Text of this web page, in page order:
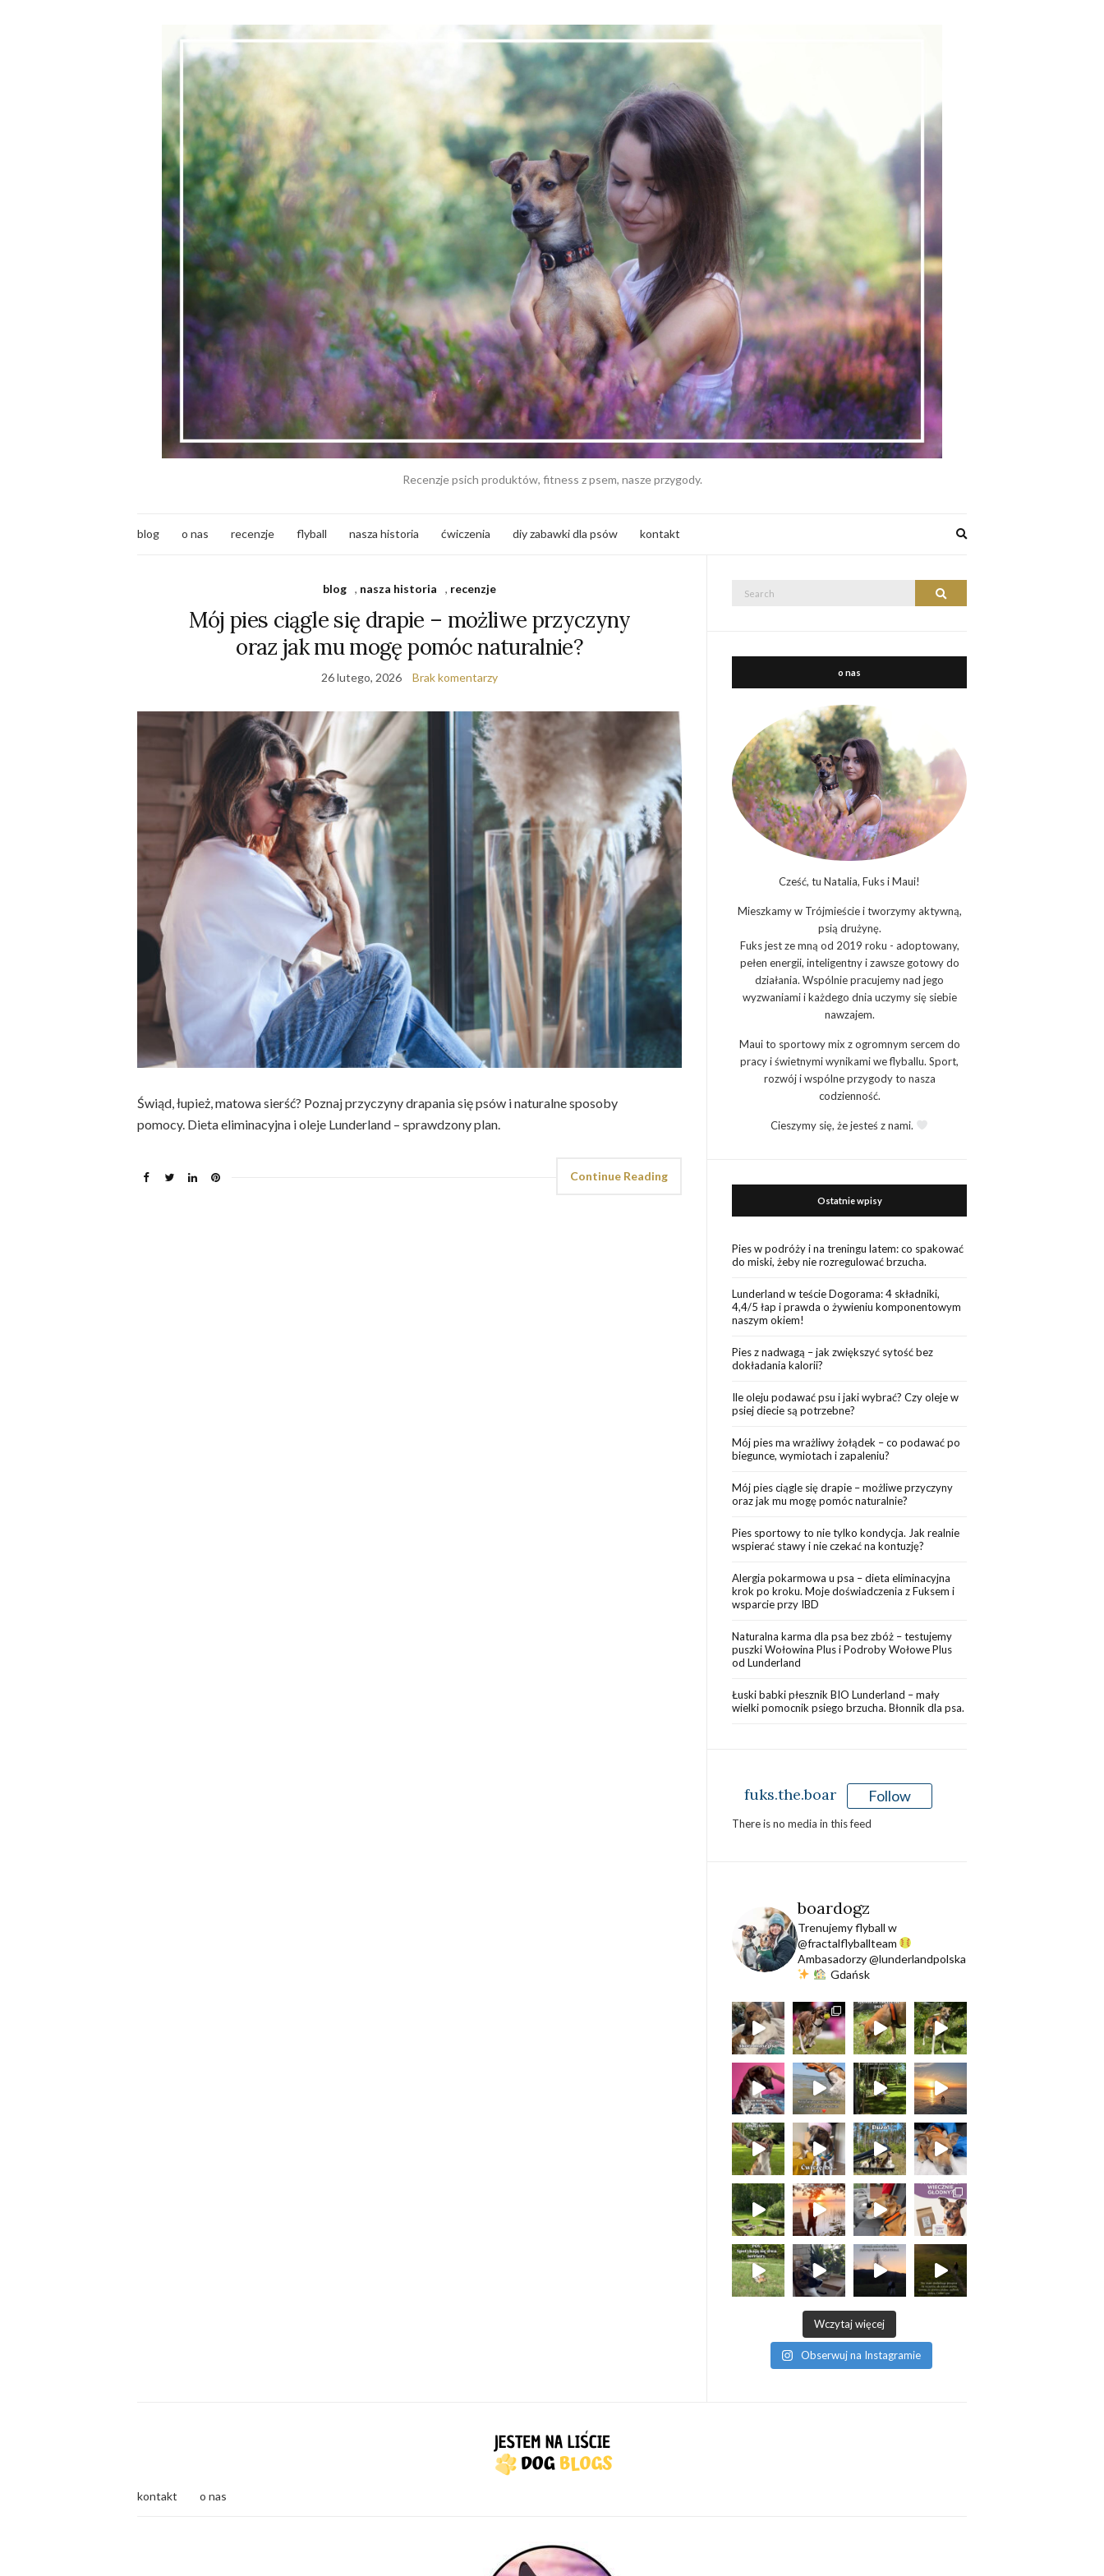
Recenzje psich produktów, fitness z psem, nasze przygody.
blog o nas recenzje flyball nasza historia ćwiczenia diy zabawki dla psów kontakt
blog , nasza historia , recenzje
Mój pies ciągle się drapie – możliwe przyczyny
oraz jak mu mogę pomóc naturalnie?
26 lutego, 2026 Brak komentarzy
Świąd, łupież, matowa sierść? Poznaj przyczyny drapania się psów i naturalne sposoby
pomocy. Dieta eliminacyjna i oleje Lunderland – sprawdzony plan.
Continue Reading
Search
o nas
Cześć, tu Natalia, Fuks i Maui!
Mieszkamy w Trójmieście i tworzymy aktywną,
psią drużynę.
Fuks jest ze mną od 2019 roku - adoptowany,
pełen energii, inteligentny i zawsze gotowy do
działania. Wspólnie pracujemy nad jego
wyzwaniami i każdego dnia uczymy się siebie
nawzajem.
Maui to sportowy mix z ogromnym sercem do
pracy i świetnymi wynikami we flyballu. Sport,
rozwój i wspólne przygody to nasza
codzienność.
Cieszymy się, że jesteś z nami.
Ostatnie wpisy
Pies w podróży i na treningu latem: co spakować
do miski, żeby nie rozregulować brzucha.
Lunderland w teście Dogorama: 4 składniki,
4,4/5 łap i prawda o żywieniu komponentowym
naszym okiem!
Pies z nadwagą – jak zwiększyć sytość bez
dokładania kalorii?
Ile oleju podawać psu i jaki wybrać? Czy oleje w
psiej diecie są potrzebne?
Mój pies ma wrażliwy żołądek – co podawać po
biegunce, wymiotach i zapaleniu?
Mój pies ciągle się drapie – możliwe przyczyny
oraz jak mu mogę pomóc naturalnie?
Pies sportowy to nie tylko kondycja. Jak realnie
wspierać stawy i nie czekać na kontuzję?
Alergia pokarmowa u psa – dieta eliminacyjna
krok po kroku. Moje doświadczenia z Fuksem i
wsparcie przy IBD
Naturalna karma dla psa bez zbóż – testujemy
puszki Wołowina Plus i Podroby Wołowe Plus
od Lunderland
Łuski babki płesznik BIO Lunderland – mały
wielki pomocnik psiego brzucha. Błonnik dla psa.
fuks.the.boar Follow
There is no media in this feed
boardogz
Trenujemy flyball w
@fractalflyballteam
Ambasadorzy @lunderlandpolska
Gdańsk
Wczytaj więcej
Obserwuj na Instagramie
kontakt o nas